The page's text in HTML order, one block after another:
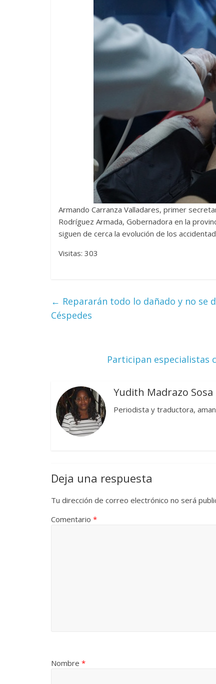
Armando Carranza Valladares, primer
Rodríguez Armada, Gobernadora en la
siguen de cerca la evolución de los
Visitas: 303
← Repararán todo lo dañado y no se
Céspedes
Participan especialistas
Yudith Madrazo Sosa
Periodista y traductora,
Deja una respuesta
Tu dirección de correo electrónico no será
Comentario *
Nombre *